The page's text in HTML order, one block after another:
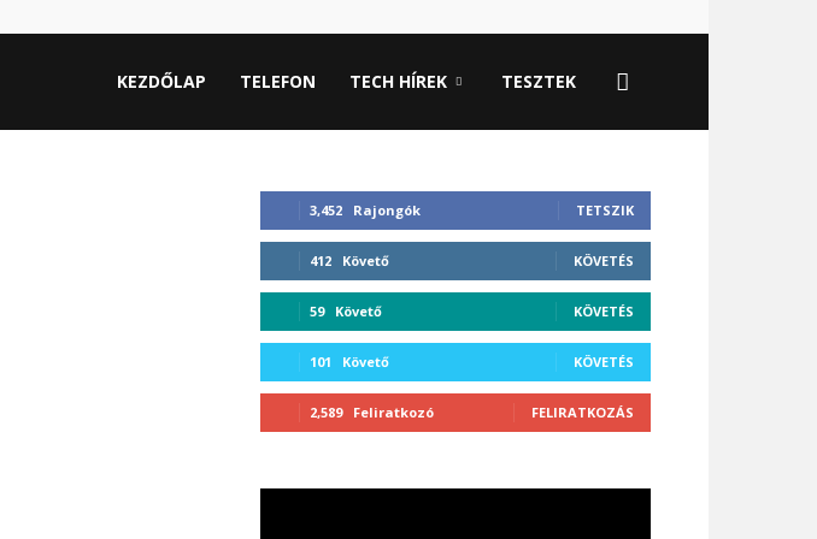
KEZDŐLAP TELEFON TECH HÍREK TESZTEK
3,452 Rajongók TETSZIK
412 Követő KÖVETÉS
59 Követő KÖVETÉS
101 Követő KÖVETÉS
2,589 Feliratkozó FELIRATKOZÁS